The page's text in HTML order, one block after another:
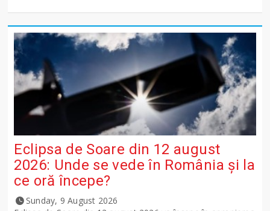
Eclipsa de Soare din 12 august
2026: Unde se vede în România și la
ce oră începe?
Sunday, 9 August 2026